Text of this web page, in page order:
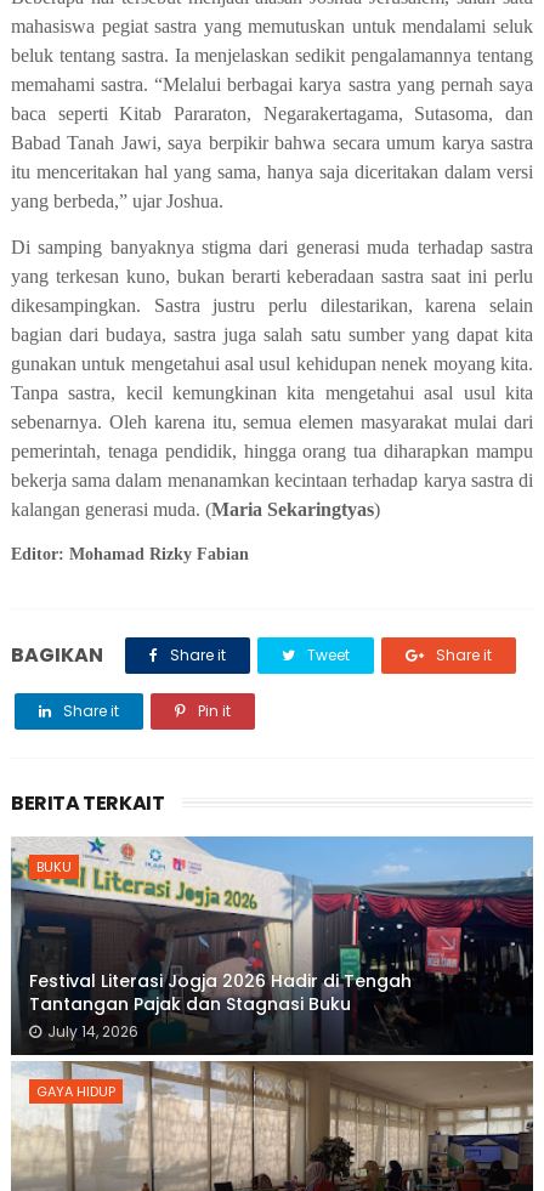
mahasiswa pegiat sastra yang memutuskan untuk mendalami seluk
beluk tentang sastra. Ia menjelaskan sedikit pengalamannya tentang
memahami sastra. “Melalui berbagai karya sastra yang pernah saya
baca seperti Kitab Pararaton, Negarakertagama, Sutasoma, dan
Babad Tanah Jawi, saya berpikir bahwa secara umum karya sastra
itu menceritakan hal yang sama, hanya saja diceritakan dalam versi
yang berbeda,” ujar Joshua.
Di samping banyaknya stigma dari generasi muda terhadap sastra
yang terkesan kuno, bukan berarti keberadaan sastra saat ini perlu
dikesampingkan. Sastra justru perlu dilestarikan, karena selain
bagian dari budaya, sastra juga salah satu sumber yang dapat kita
gunakan untuk mengetahui asal usul kehidupan nenek moyang kita.
Tanpa sastra, kecil kemungkinan kita mengetahui asal usul kita
sebenarnya. Oleh karena itu, semua elemen masyarakat mulai dari
pemerintah, tenaga pendidik, hingga orang tua diharapkan mampu
bekerja sama dalam menanamkan kecintaan terhadap karya sastra di
kalangan generasi muda. (Maria Sekaringtyas)
Editor: Mohamad Rizky Fabian
BAGIKAN Share it Tweet Share it
Share it Pin it
BERITA TERKAIT
BUKU
Festival Literasi Jogja 2026 Hadir di Tengah
Tantangan Pajak dan Stagnasi Buku
July 14, 2026
GAYA HIDUP